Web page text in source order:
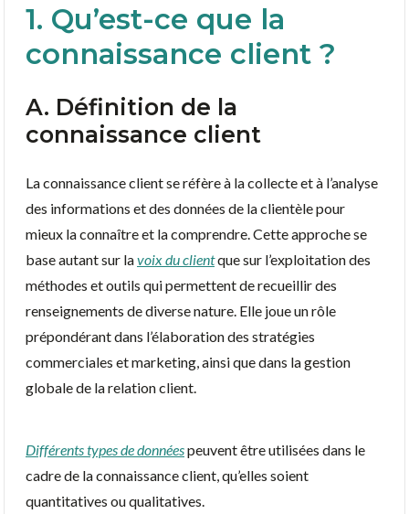
1. Qu’est-ce que la
connaissance client ?
A. Définition de la
connaissance client
La connaissance client se réfère à la collecte et à l’analyse
des informations et des données de la clientèle pour
mieux la connaître et la comprendre. Cette approche se
base autant sur lavoix du clientque sur l’exploitation des
méthodes et outils qui permettent de recueillir des
renseignements de diverse nature. Elle joue un rôle
prépondérant dans l’élaboration des stratégies
commerciales et marketing, ainsi que dans la gestion
globale de la relation client.
Différents types de donnéespeuvent être utilisées dans le
cadre de la connaissance client, qu’elles soient
quantitatives ou qualitatives.